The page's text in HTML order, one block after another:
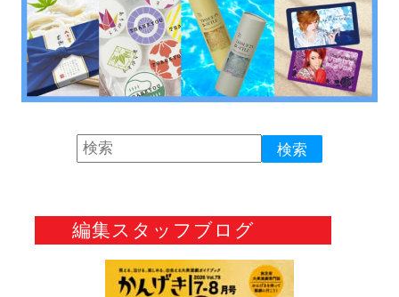
編集スタッフブログ